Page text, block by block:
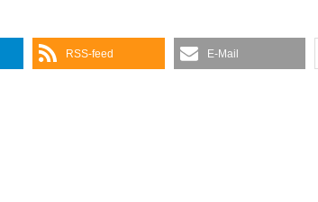
RSS-feed E-Mail